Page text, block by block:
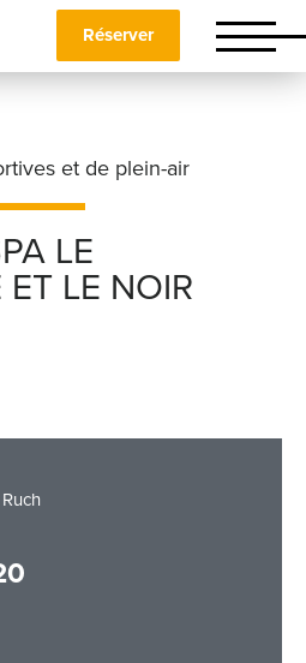
Réserver
et de plein-air
LE
ET LE NOIR